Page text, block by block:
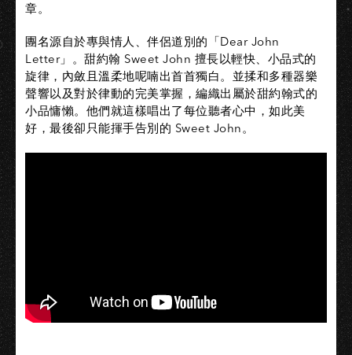
章。
團名源自於專與情人、伴侶道別的「Dear John
Letter」。甜約翰 Sweet John 擅長以輕快、小品式的
旋律，內斂且溫柔地呢喃出首首獨白。並揉和多種器樂
聲響以及對於律動的完美掌握，編織出屬於甜約翰式的
小品慵懶。他們就這樣唱出了每位聽者心中，如此美
好，最後卻只能揮手告別的 Sweet John。